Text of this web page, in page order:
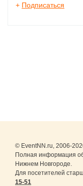
+ Подписаться
© EventNN.ru, 2006-
Полная информация
Нижнем Новгороде.
Для посетителей
15-51